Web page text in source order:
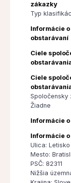
zákazky
Typ
Informácie
obstarávaní
Ciele
Ciele
Spoločensky
Žiadne
Informácie
Informácie
Ulica: Letisko
Mesto:
PSČ: 82311
Nižšia